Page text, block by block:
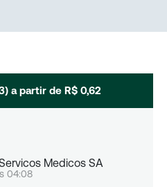
) a partir de R$ 0,62
Medicos SA
04:08